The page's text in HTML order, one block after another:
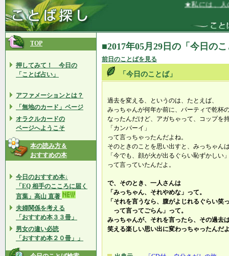
★私には、人の
TOP
押してみて！ 今日の
「ことば占い」
アファメーションとは？
「無地のカード」ページ
オラクルカードの
ページへようこそ
本の読み方＆
おすすめの本
今日のおすすめ本↓
「EQ 相手のこころに届く
言葉」高山 直著
夫婦関係を考える
「おすすめ本３３冊」
男女の違い必読
「おすすめ本２０冊」」
■2017年05月29日の「今日の
前日のことばを見る
「今日のことば」
過去を変える、というのは、たとえば、
みっちゃんが何年か前に、パーティで乾杯
なったんだけど、アガちゃって、コップを
「カンパーイ」
って言っちゃったんだよね。
そのときのことを思い出すと、みっちゃん
「今でも、顔が火が出るぐらい恥ずかしい
って言っていたんだよ。
で、そのとき、一人さんは
「みっちゃん、それやめな」って。
「それを言うなら、腹がよじれるぐらい笑
って言ってごらん」って。
みっちゃんが、それを言ったら、その過去
笑える楽しい思い出に変わっちゃったんだ